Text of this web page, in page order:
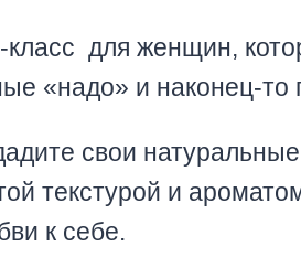
для женщин,
«надо» и наконец-
свои
текстурой и
к себе.